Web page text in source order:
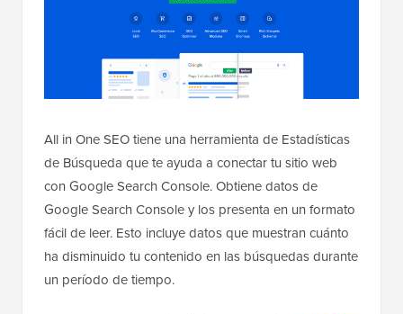
All in One SEO tiene una herramienta de Estadísticas
de Búsqueda que te ayuda a conectar tu sitio web
con Google Search Console. Obtiene datos de
Google Search Console y los presenta en un formato
fácil de leer. Esto incluye datos que muestran cuánto
ha disminuido tu contenido en las búsquedas durante
un período de tiempo.